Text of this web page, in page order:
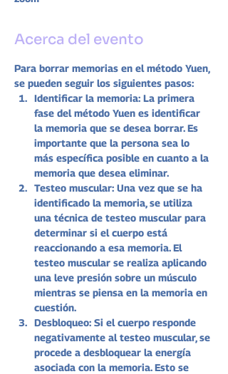
Acerca del evento
Para borrar memorias en el método Yuen,
se pueden seguir los siguientes pasos:
Identificar la memoria: La primera
fase del método Yuen es identificar
la memoria que se desea borrar. Es
importante que la persona sea lo
más específica posible en cuanto a la
memoria que desea eliminar.
Testeo muscular: Una vez que se ha
identificado la memoria, se utiliza
una técnica de testeo muscular para
determinar si el cuerpo está
reaccionando a esa memoria. El
testeo muscular se realiza aplicando
una leve presión sobre un músculo
mientras se piensa en la memoria en
cuestión.
Desbloqueo: Si el cuerpo responde
negativamente al testeo muscular, se
procede a desbloquear la energía
asociada con la memoria. Esto se